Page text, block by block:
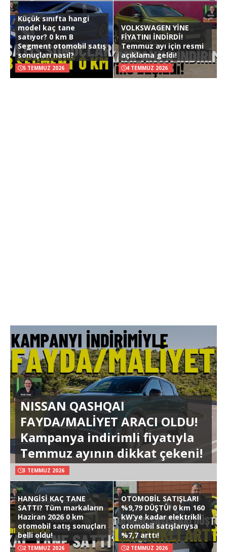
Küçük sınıfta hangi
model kaç tane
satıyor? 0 km B
Segment otomobil satış
sonuçları nasıl?
5 TEMMUZ 2026
VOLKSWAGEN YİNE
FİYATINI İNDİRDİ!
Temmuz ayı için resmi
açıklama geldi!
4 TEMMUZ 2026
NISSAN QASHQAI
FAYDA/MALİYET ARACI OLDU!
Kampanya indirimli fiyatıyla
Temmuz ayının dikkat çekeni!
3 TEMMUZ 2026
HANGİSİ KAÇ TANE
SATTI? Tüm markaların
Haziran 2026 0 km
otomobil satış sonuçları
belli oldu!
2 TEMMUZ 2026
OTOMOBİL SATIŞLARI
%9,79 DÜŞTÜ! 0 km 160
kW’ye kadar elektrikli
otomobil satışlarıysa
%7,7 arttı!
2 TEMMUZ 2026